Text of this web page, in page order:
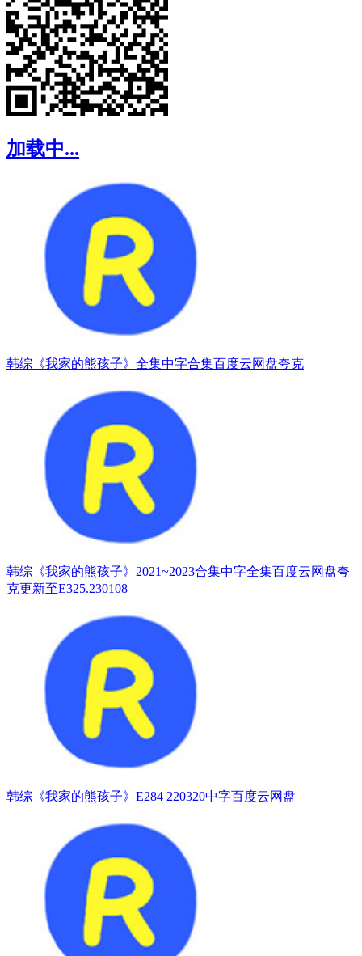
加载中...
韩综《我家的熊孩子》全集中字合集百度云网盘夸克
韩综《我家的熊孩子》2021~2023合集中字全集百度云网盘夸
克更新至E325.230108
韩综《我家的熊孩子》E284 220320中字百度云网盘